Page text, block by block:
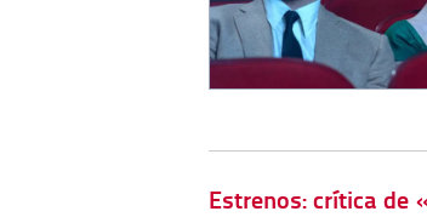
Estrenos: crítica de